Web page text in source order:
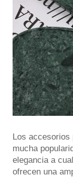
Los accesorios
mucha
elegancia a
ofrecen una